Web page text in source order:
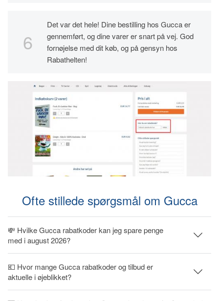
Det var det hele! Dine bestilling hos Gucca er
gennemført, og dine varer er snart på vej. God
fornøjelse med dit køb, og på gensyn hos
Rabathelten!
Ofte stillede spørgsmål om Gucca
💸 Hvilke Gucca rabatkoder kan jeg spare penge
med i august 2026?
💶 Hvor mange Gucca rabatkoder og tilbud er
aktuelle i øjeblikket?